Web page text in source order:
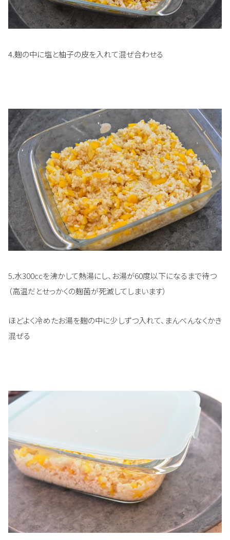
4.麹の中に塩と柚子の皮を入れて混ぜ合わせる
5.水300ccを沸かして熱湯にし、お湯が60度以下になるまで待つ
（高温だとせっかくの麹菌が死滅してしまいます）
ほどよく冷めたお湯を麹の中に少しずつ入れて、まんべんなくかき
混ぜる